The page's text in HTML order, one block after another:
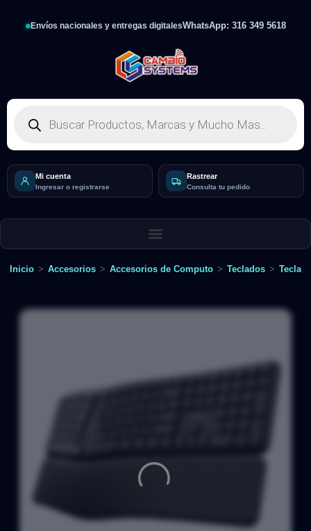
Envíos nacionales y entregas digitalesWhatsApp: 316 349 5618
Mi cuenta
Ingresar o registrarse
Rastrear
Consulta tu pedido
Inicio > Accesorios > Accesorios de Computo > Teclados >